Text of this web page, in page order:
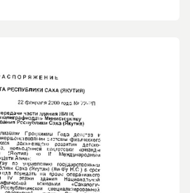
дома в Приипподромном